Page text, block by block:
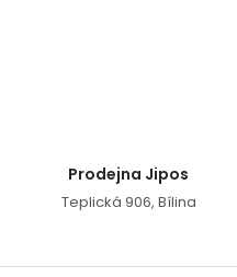
Prodejna Jipos
Teplická 906, Bílina